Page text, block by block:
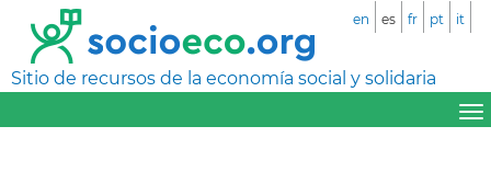
Sitio de recursos de la economía social y solidaria
en es fr pt it